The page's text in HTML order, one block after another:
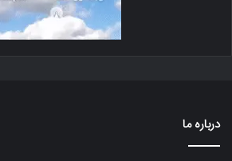
درباره ما